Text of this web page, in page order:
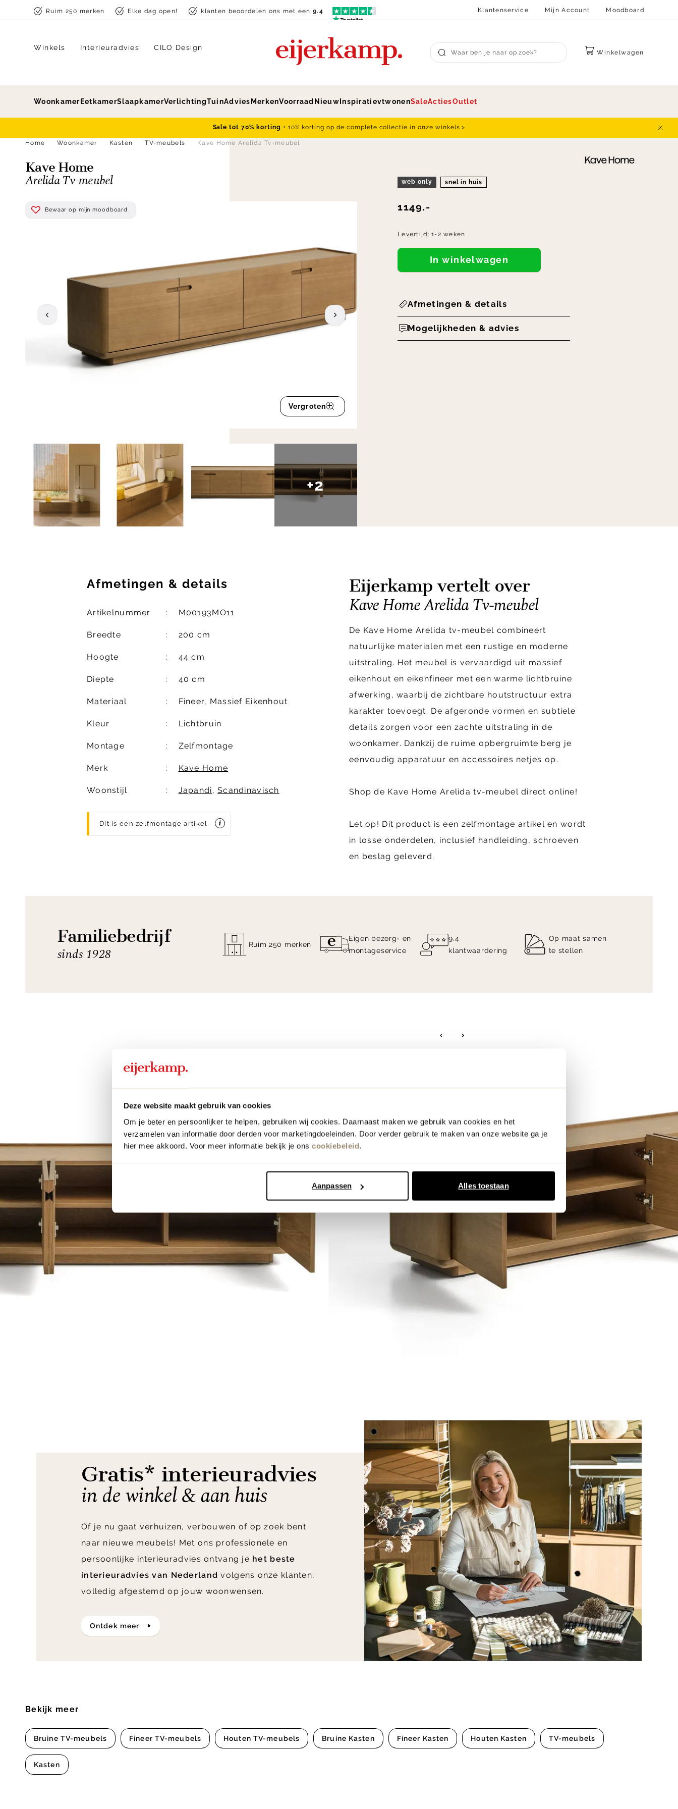
Deze website maakt gebruik van cookies
Om je beter en persoonlijker te helpen, gebruiken wij cookies. Daarnaast maken we gebruik van cookies en het
verzamelen van informatie door derden voor marketingdoeleinden. Door verder gebruik te maken van onze website ga je
hier mee akkoord. Voor meer informatie bekijk je ons cookiebeleid.
Aanpassen Alles toestaan
Skip to contentRuim 250 merken Elke dag open! klanten beoordelen ons met een9.4 Klantenservice Mijn Account Moodboard
Submit search
Winkelwagen
Winkels Interieuradvies CILO Design
Woonkamer EetkamerSlaapkamerVerlichtingTuinAdvies MerkenVoorraad Nieuw InspiratievtwonenSaleActiesOutlet
Sale tot 70% korting + 10% korting op de complete collectie in onze winkels >
Home
Woonkamer Kasten TV-meubels Kave Home Arelida Tv-meubel
Kave Home
Arelida Tv-meubel
Bewaar op mijn moodboard
Vergroten
+2
web only snel in huis
1149.-
Levertijd:1-2 weken
In winkelwagen
Afmetingen & details
Mogelijkheden & advies
Afmetingen & details
Artikelnummer M00193MO11
Breedte 200 cm
Hoogte 44 cm
Diepte 40 cm
Materiaal Fineer, Massief Eikenhout
Kleur Lichtbruin
Montage Zelfmontage
Merk Kave Home
Woonstijl Japandi,Scandinavisch
Dit is een zelfmontage artikel
Eijerkamp vertelt over
Kave Home Arelida Tv-meubel
De Kave Home Arelida tv-meubel combineert
natuurlijke materialen met een rustige en moderne
uitstraling. Het meubel is vervaardigd uit massief
eikenhout en eikenfineer met een warme lichtbruine
afwerking, waarbij de zichtbare houtstructuur extra
karakter toevoegt. De afgeronde vormen en subtiele
details zorgen voor een zachte uitstraling in de
woonkamer. Dankzij de ruime opbergruimte berg je
eenvoudig apparatuur en accessoires netjes op.
Shop de Kave Home Arelida tv-meubel direct online!
Let op! Dit product is een zelfmontage artikel en wordt
in losse onderdelen, inclusief handleiding, schroeven
en beslag geleverd.
Familiebedrijf
sinds 1928
Ruim 250 merken
Eigen bezorg- en
montageservice
9.4
klantwaardering
Op maat samen
te stellen
Gratis* interieuradvies
in de winkel & aan huis
Of je nu gaat verhuizen, verbouwen of op zoek bent
naar nieuwe meubels! Met ons professionele en
persoonlijke interieuradvies ontvang je het beste
interieuradvies van Nederland volgens onze klanten,
volledig afgestemd op jouw woonwensen.
ontdek meer
Bekijk meer
Bruine TV-meubels Fineer TV-meubels Houten TV-meubels Bruine Kasten Fineer Kasten Houten Kasten TV-meubels
Kasten